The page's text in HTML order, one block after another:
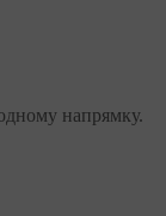
напрямку.